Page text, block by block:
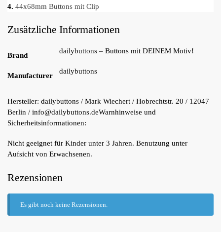
4. 44x68mm Buttons mit Clip
Zusätzliche Informationen
Brand
dailybuttons – Buttons mit DEINEM Motiv!
Manufacturer
dailybuttons
Hersteller: dailybuttons / Mark Wiechert / Hobrechtstr. 20 / 12047
Berlin / info@dailybuttons.deWarnhinweise und
Sicherheitsinformationen:
Nicht geeignet für Kinder unter 3 Jahren. Benutzung unter
Aufsicht von Erwachsenen.
Rezensionen
Es gibt noch keine Rezensionen.